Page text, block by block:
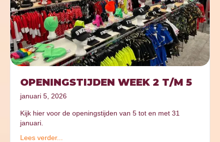
OPENINGSTIJDEN WEEK 2 T/M 5
januari 5, 2026
Kijk hier voor de openingstijden van 5 tot en met 31
januari.
Lees verder...